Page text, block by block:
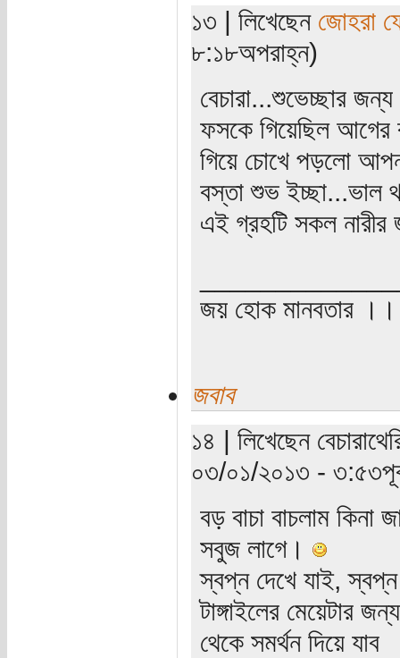
১৩ | লিখেছেন জোহরা
৮:১৮অপরাহ্ন)
বেচারা...শুভেচ্ছার
ফসকে গিয়েছিল আগের
গিয়ে চোখে পড়লো
বস্তা শুভ ইচ্ছা...ভাল
এই গ্রহটি সকল নারীর
জয় হোক মানবতার
জবাব
১৪ | লিখেছেন
০৩/০১/২০১৩ -
বড় বাচা বাচলাম কিনা
সবুজ লাগে।
স্বপ্ন দেখে যাই,
টাঙ্গাইলের মেয়েটার
থেকে সমর্থন দিয়ে যাব